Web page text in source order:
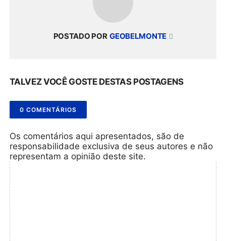
POSTADO POR GEOBELMONTE
TALVEZ VOCÊ GOSTE DESTAS POSTAGENS
0 COMENTÁRIOS
Os comentários aqui apresentados, são de
responsabilidade exclusiva de seus autores e não
representam a opinião deste site.